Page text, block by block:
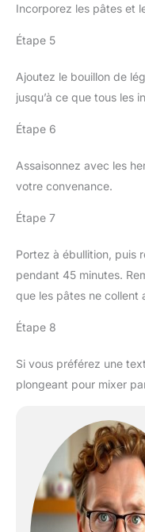
Incorporez les pâtes et
Étape 5
Ajoutez le bouillon de
jusqu’à ce que tous les
Étape 6
Assaisonnez avec les
votre convenance.
Étape 7
Portez à ébullition, puis
pendant 45 minutes.
que les pâtes ne collent
Étape 8
Si vous préférez une
plongeant pour mixer